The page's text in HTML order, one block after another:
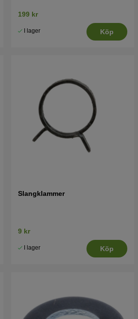
199 kr
I lager Köp
Slangklammer
9 kr
I lager Köp